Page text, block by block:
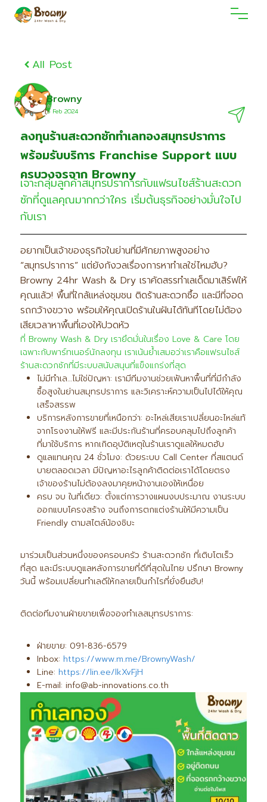
All Post
Browny
5 Feb 2O24
ลงทุนร้านสะดวกซักทำเลทองสมุทรปราการ
พร้อมรับบริการ Franchise Support แบบ
ครบวงจรจาก Browny
เจาะกลุ่มลูกค้าสมุทรปราการกับแฟรนไชส์ร้านสะดวก
ซักที่ดูแลคุณมากกว่าใคร เริ่มต้นธุรกิจอย่างมั่นใจไป
กับเรา
อยากเป็นเจ้าของธุรกิจในย่านที่มีศักยภาพสูงอย่าง
“สมุทรปราการ” แต่ยังกังวลเรื่องการหาทำเลใช่ไหมฮับ?
Browny 24hr Wash & Dry เราคัดสรรทำเลเด็ดมาเสิร์ฟให้
คุณแล้ว! พื้นที่ใกล้แหล่งชุมชน ติดร้านสะดวกซื้อ และมีที่จอด
รถกว้างขวาง พร้อมให้คุณเปิดร้านในฝันได้ทันทีโดยไม่ต้อง
เสียเวลาหาพื้นที่เองให้ปวดหัว
ที่ Browny Wash & Dry เรายึดมั่นในเรื่อง Love & Care โดย
เฉพาะกับพาร์ทเนอร์นักลงทุน เราเน้นย้ำเสมอว่าเราคือแฟรนไชส์
ร้านสะดวกซักที่มีระบบสนับสนุนที่แข็งแกร่งที่สุด
ไม่มีทำเล…ไม่ใช่ปัญหา: เรามีทีมงานช่วยเฟ้นหาพื้นที่ที่มีกำลัง
ซื้อสูงในย่านสมุทรปราการ และวิเคราะห์ความเป็นไปได้ให้คุณ
เสร็จสรรพ
บริการหลังการขายที่เหนือกว่า: อะไหล่เสียเราเปลี่ยนอะไหล่แท้
จากโรงงานให้ฟรี และมีประกันร้านที่ครอบคลุมไปถึงลูกค้า
ที่มาใช้บริการ หากเกิดอุบัติเหตุในร้านเราดูแลให้หมดฮับ
ดูแลแทนคุณ 24 ชั่วโมง: ด้วยระบบ Call Center ที่สแตนด์
บายตลอดเวลา มีปัญหาอะไรลูกค้าติดต่อเราได้โดยตรง
เจ้าของร้านไม่ต้องลงมาคุยหน้างานเองให้เหนื่อย
ครบ จบ ในที่เดียว: ตั้งแต่การวางแผนงบประมาณ งานระบบ
ออกแบบโครงสร้าง จนถึงการตกแต่งร้านให้มีความเป็น
Friendly ตามสไตล์น้องชิบะ
มาร่วมเป็นส่วนหนึ่งของครอบครัว ร้านสะดวกซัก ที่เติบโตเร็ว
ที่สุด และมีระบบดูแลหลังการขายที่ดีที่สุดในไทย ปรึกษา Browny
วันนี้ พร้อมเปลี่ยนทำเลดีให้กลายเป็นกำไรที่ยั่งยืนฮับ!
ติดต่อทีมงานฝ่ายขายเพื่อจองทำเลสมุทรปราการ:
ฝ่ายขาย: 091-836-6579
Inbox: https://www.m.me/BrownyWash/
Line: https://lin.ee/lkXvFjH
E-mail: info@ab-innovations.co.th